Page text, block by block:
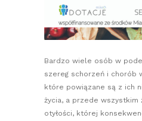
Bardzo wiele osób w
szereg schorzeń i chorób
które powiązane są z ich
życia, a przede wszystkim
otyłości, której